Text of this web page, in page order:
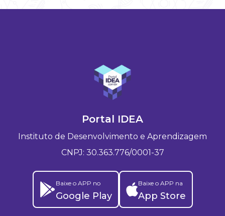
Portal IDEA
Instituto de Desenvolvimento e Aprendizagem
CNPJ: 30.363.776/0001-37
Baixe o APP no
Google Play
Baixe o APP na
App Store